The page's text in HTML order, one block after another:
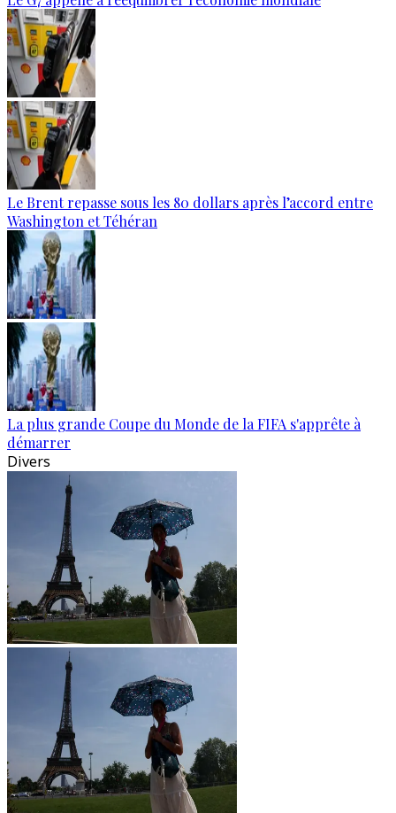
Le Brent repasse sous les 80 dollars après l’accord entre
Washington et Téhéran
La plus grande Coupe du Monde de la FIFA s'apprête à
démarrer
Divers